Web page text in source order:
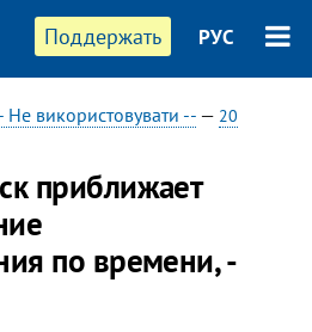
Поддержать РУС
Не використовувати --— 20
приближает
по времени, -